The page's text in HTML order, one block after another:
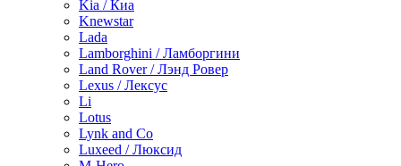
Kia / Киа
Knewstar
Lada
Lamborghini / Ламборгини
Land Rover / Лэнд Ровер
Lexus / Лексус
Li
Lotus
Lynk and Co
Luxeed / Люксид